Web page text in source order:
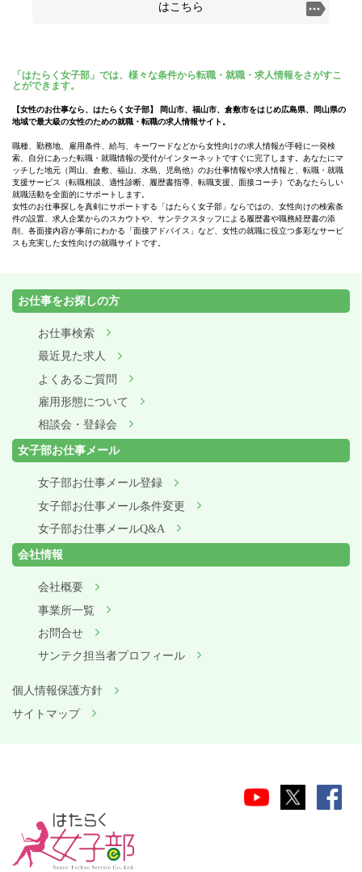
はこちら
「はたらく女子部」では、様々な条件から転職・就職・求人情報をさがすこ
とができます。
【女性のお仕事なら、はたらく女子部】 岡山市、福山市、倉敷市をはじめ広島県、岡山県の
地域で最大級の女性のための就職・転職の求人情報サイト。
職種、勤務地、雇用条件、給与、キーワードなどから女性向けの求人情報が手軽に一発検
索、自分にあった転職・就職情報の受付がインターネットですぐに完了します。あなたにマ
ッチした地元（岡山、倉敷、福山、水島、児島他）のお仕事情報や求人情報と、転職・就職
支援サービス（転職相談、適性診断、履歴書指導、転職支援、面接コーチ）であなたらしい
就職活動を全面的にサポートします。
女性のお仕事探しを真剣にサポートする「はたらく女子部」ならではの、女性向けの検索条
件の設置、求人企業からのスカウトや、サンテクスタッフによる履歴書や職務経歴書の添
削、各面接内容が事前にわかる「面接アドバイス」など、女性の就職に役立つ多彩なサービ
スも充実した女性向けの就職サイトです。
お仕事をお探しの方
お仕事検索
最近見た求人
よくあるご質問
雇用形態について
相談会・登録会
女子部お仕事メール
女子部お仕事メール登録
女子部お仕事メール条件変更
女子部お仕事メールQ&A
会社情報
会社概要
事業所一覧
お問合せ
サンテク担当者プロフィール
個人情報保護方針
サイトマップ